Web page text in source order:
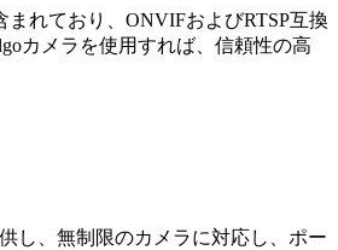
れており、ONVIFおよびRTSP互換
カメラを使用すれば、信頼性の高
し、無制限のカメラに対応し、ポー